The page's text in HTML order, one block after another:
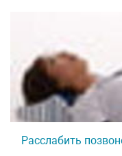
Расслабить